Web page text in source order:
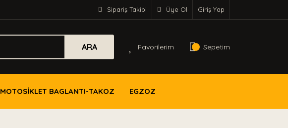
Sipariş Takibi Üye Ol Giriş Yap
ARA Favorilerim Sepetim
MOTOSİKLET BAGLANTI-TAKOZ EGZOZ